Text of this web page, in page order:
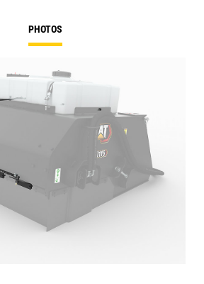
PHOTOS